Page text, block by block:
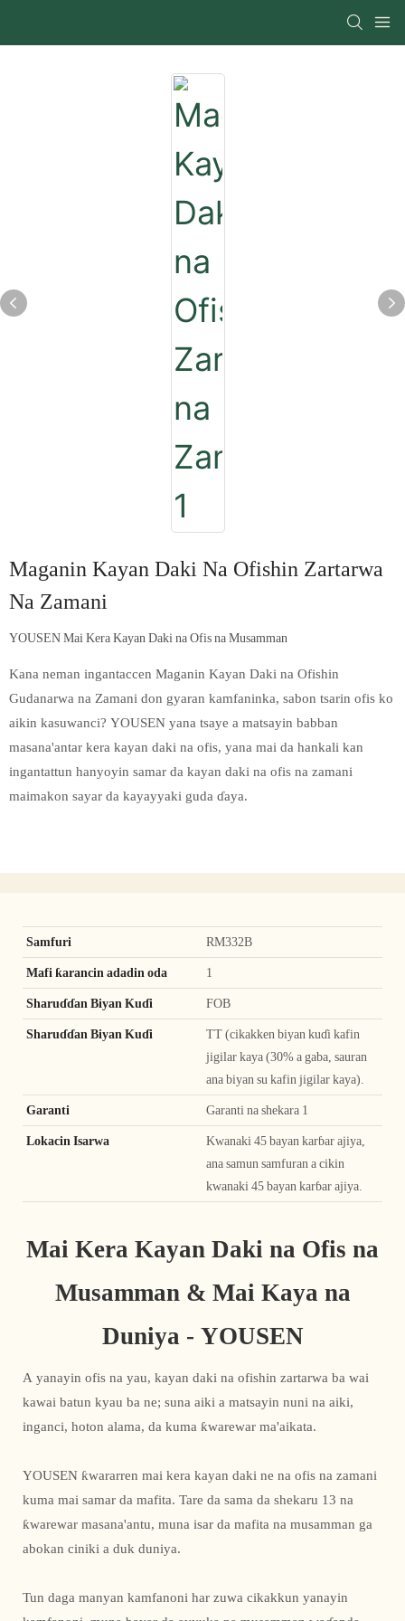
Maganin Kayan Daki Na Ofishin Zartarwa
Na Zamani
YOUSEN Mai Kera Kayan Daki na Ofis na Musamman
Kana neman ingantaccen Maganin Kayan Daki na Ofishin
Gudanarwa na Zamani don gyaran kamfaninka, sabon tsarin ofis ko
aikin kasuwanci? YOUSEN yana tsaye a matsayin babban
masana'antar kera kayan daki na ofis, yana mai da hankali kan
ingantattun hanyoyin samar da kayan daki na ofis na zamani
maimakon sayar da kayayyaki guda ɗaya.
Samfuri RM332B
Mafi ƙarancin adadin oda 1
Sharuɗɗan Biyan Kuɗi FOB
Sharuɗɗan Biyan Kuɗi
TT (cikakken biyan kuɗi kafin
jigilar kaya (30% a gaba, sauran
ana biyan su kafin jigilar kaya).
Garanti Garanti na shekara 1
Lokacin Isarwa
Kwanaki 45 bayan karɓar ajiya,
ana samun samfuran a cikin
kwanaki 45 bayan karɓar ajiya.
Mai Kera Kayan Daki na Ofis na
Musamman & Mai Kaya na
Duniya - YOUSEN
A yanayin ofis na yau, kayan daki na ofishin zartarwa ba wai
kawai batun kyau ba ne; suna aiki a matsayin nuni na aiki,
inganci, hoton alama, da kuma ƙwarewar ma'aikata.
YOUSEN ƙwararren mai kera kayan daki ne na ofis na zamani
kuma mai samar da mafita. Tare da sama da shekaru 13 na
ƙwarewar masana'antu, muna isar da mafita na musamman ga
abokan ciniki a duk duniya.
Tun daga manyan kamfanoni har zuwa cikakkun yanayin